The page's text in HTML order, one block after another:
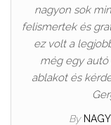
nagyon sok
felismertek és
ez volt a
még egy
ablakot és
By